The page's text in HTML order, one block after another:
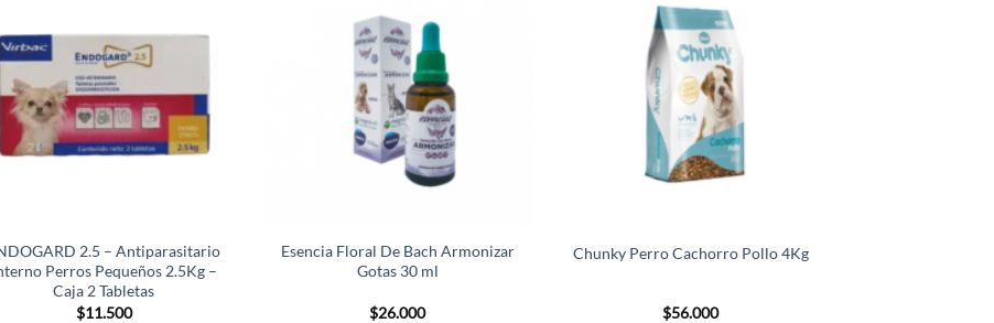
2.5 – Antiparasitario
Perros Pequeños 2.5Kg –
Caja 2 Tabletas
$11.500
Esencia Floral De Bach Armonizar
Gotas 30 ml
$26.000
Chunky Perro Cachorro Pollo 4Kg
$56.000